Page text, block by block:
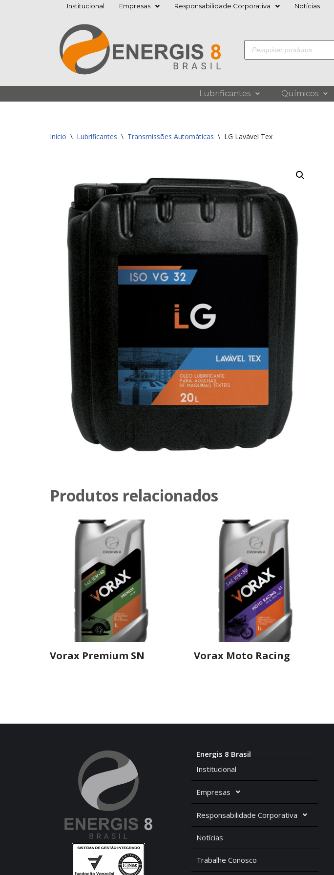
Institucional Empresas Responsabilidade Corporativa Notícias
Lubrificantes Químicos
Início \ Lubrificantes \ Transmissões Automáticas \ LG Lavável Tex
Produtos relacionados
Vorax Premium SN Vorax Moto Racing
Energis 8 Brasil
Institucional
Empresas
Responsabilidade Corporativa
Notícias
Trabalhe Conosco